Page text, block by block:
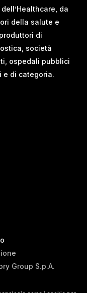
da
della salute e
di
società
ospedali pubblici
e di categoria.
Group S.p.A.